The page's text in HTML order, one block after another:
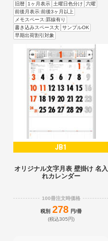
旧暦 1ヶ月表示 土曜日色分け
六曜
前後月表示:前後3ヶ月以上
メモスペース:罫線有り
書き込みスペース大 サンプルOK
早期出荷割引対象
JB1
オリジナル文字月表 壁掛け 名入
れカレンダー
100冊注文時価格
税別 278 円/冊
(税込305円)